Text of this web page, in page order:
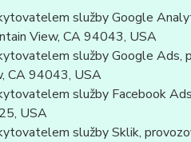
služby Google
View, CA 94043, USA
služby Google Ads,
CA 94043, USA
služby Facebook
USA
služby Sklik,